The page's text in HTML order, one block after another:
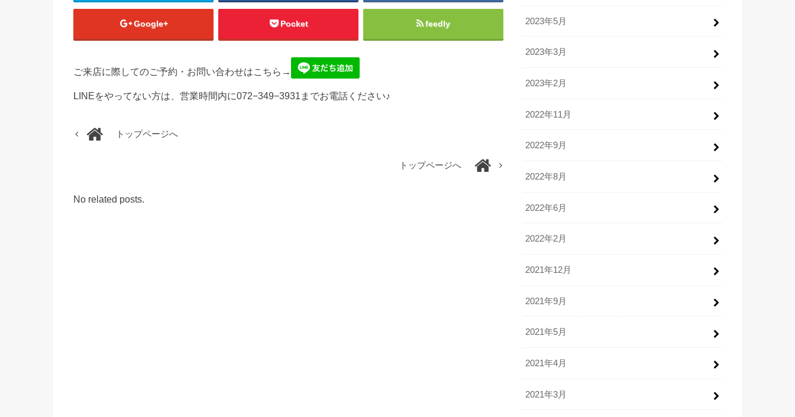
Google+ Pocket feedly
ご来店に際してのご予約・お問い合わせはこちら→
LINEをやってない方は、営業時間内に072−349−3931までお電話ください♪
トップページへ
トップページへ
No related posts.
2023年5月
2023年3月
2023年2月
2022年11月
2022年9月
2022年8月
2022年6月
2022年2月
2021年12月
2021年9月
2021年5月
2021年4月
2021年3月